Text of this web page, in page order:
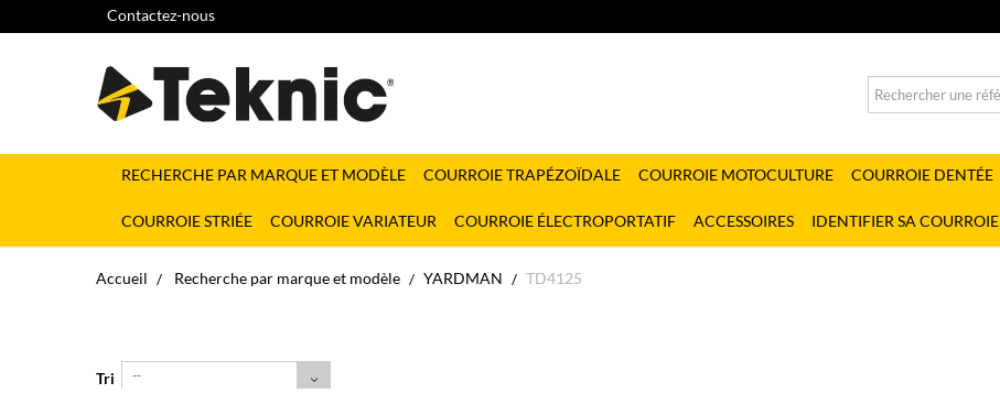
Contactez-nous
RECHERCHE PAR MARQUE ET MODÈLE COURROIE TRAPÉZOÏDALE COURROIE MOTOCULTURE COURROIE DENTÉE
COURROIE STRIÉE COURROIE VARIATEUR COURROIE ÉLECTROPORTATIF ACCESSOIRES IDENTIFIER SA COURROIE
Accueil Recherche par marque et modèle YARDMAN TD4125
Tri --